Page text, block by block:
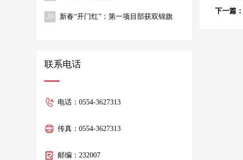
20 新春“开门红”：第一项目部获双锦旗
联系电话
电话：0554-3627313
传真：0554-3627313
邮编：232007
下一篇：